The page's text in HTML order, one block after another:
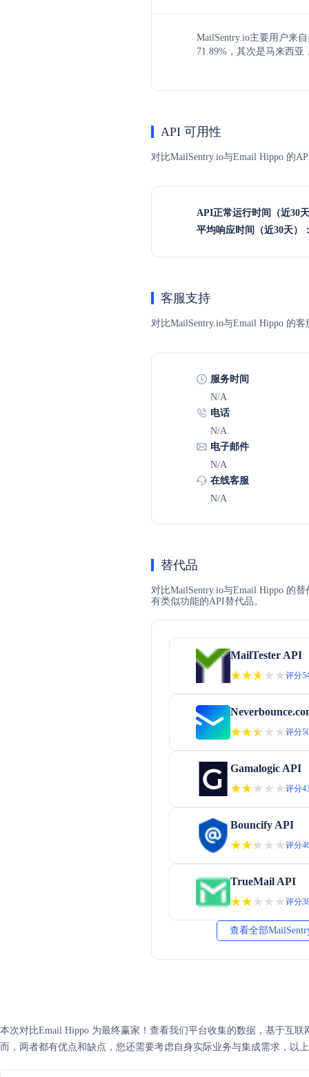
MailSentry.io主要用户来
71.89%，其次是马来西亚
API 可用性
对比MailSentry.io与Email Hippo 的
API正常运行时间（近30
平均响应时间（近30天）
客服支持
对比MailSentry.io与Email Hippo 的
服务时间
N/A
电话
N/A
电子邮件
N/A
在线客服
N/A
替代品
对比MailSentry.io与Email Hippo 的
有类似功能的API替代品。
MailTester API
★★★★★
★★★★★评分
★★★★★
★★★★★评分
Gamalogic API
★★★★★
★★★★★评分
Bouncify API
★★★★★
★★★★★评分
TrueMail API
★★★★★
★★★★★评分
查看全部
本次对比Email Hippo 为最终赢家！查看我们平台收集的数据，基于互
而，两者都有优点和缺点，您还需要考虑自身实际业务与集成需求，以